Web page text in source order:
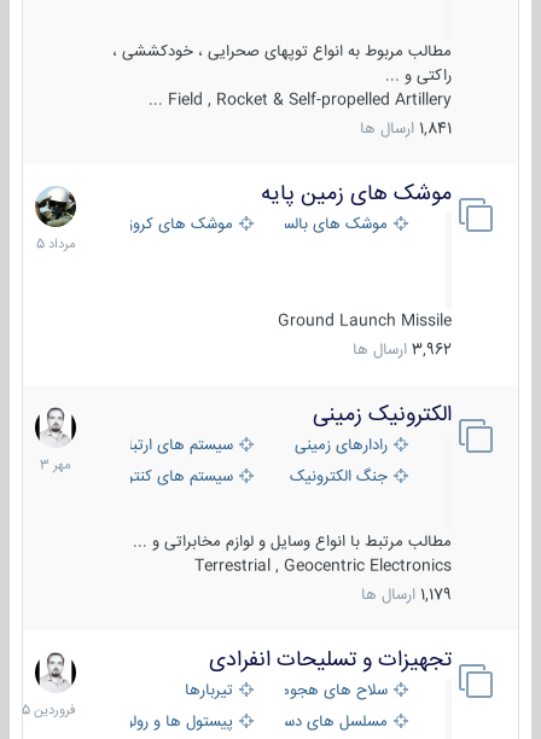
مطالب مربوط به انواع توپهای صحرایی ، خودکششی ،
راکتی و ...
Field , Rocket & Self-propelled Artillery ...
1,841 ارسال ها
موشک های زمین پایه
موشک های بالستیک موشک های کروز
Ground Launch Missile
3,962 ارسال ها
2
مرداد
1405
الکترونیک زمینی
رادارهای زمینی
سیستم های ارتباطی و جمع آوری
جنگ الکترونیک
سیستم های کنترل آتش و تجهیزات
مطالب مرتبط با انواع وسایل و لوازم مخابراتی و ...
Terrestrial , Geocentric Electronics
1,179 ارسال ها
1
مهر
1403
تجهیزات و تسلیحات انفرادی
سلاح های هجومی
تیربارها
مسلسل های دستی
پیستول ها و رولورها
17
فروردین
1405